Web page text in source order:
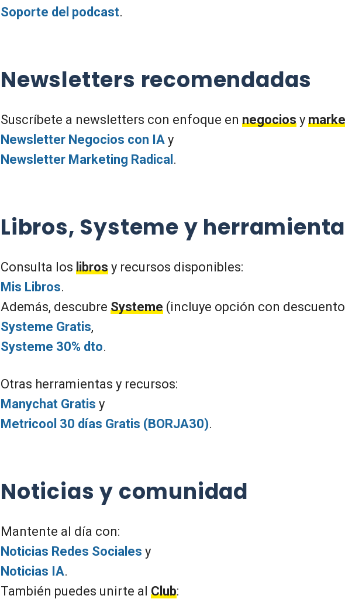
Soporte del podcast.
Newsletters recomendadas
Suscríbete a newsletters con enfoque en negocios y
Newsletter Negocios con IA y
Newsletter Marketing Radical .
Libros, Systeme y
Consulta los libros y recursos disponibles:
Mis Libros.
Además, descubre Systeme (incluye opción con
Systeme Gratis,
Systeme 30% dto.
Otras herramientas y recursos:
Manychat Gratis y
Metricool 30 días Gratis (BORJA30).
Noticias y comunidad
Mantente al día con:
Noticias Redes Sociales y
Noticias IA.
También puedes unirte al Club: